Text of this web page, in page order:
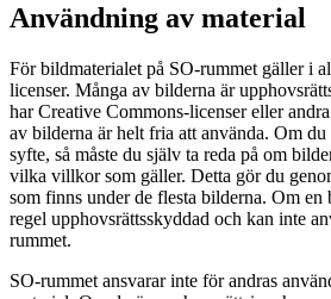
Användning av material
För bildmaterialet på SO-rummet gäller i
licenser. Många av bilderna är
har Creative Commons-licenser eller
av bilderna är helt fria att använda. Om
syfte, så måste du själv ta reda på om
vilka villkor som gäller. Detta gör du
som finns under de flesta bilderna. Om
regel upphovsrättsskyddad och kan inte
rummet.
SO-rummet ansvarar inte för andras